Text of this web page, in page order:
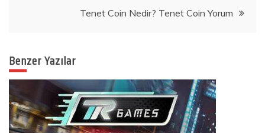
Tenet Coin Nedir? Tenet Coin Yorum
Benzer Yazılar